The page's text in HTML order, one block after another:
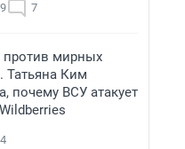
7
против мирных
Татьяна Ким
почему ВСУ атакует